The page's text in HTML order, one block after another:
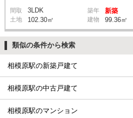
間取 3LDK 築年 新築
土地 102.30㎡ 建物 99.36㎡
類似の条件から検索
相模原駅の新築戸建て
相模原駅の中古戸建て
相模原駅のマンション